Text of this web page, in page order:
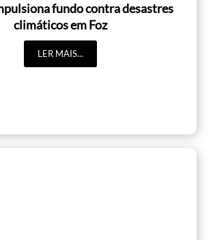
fundo contra desastres
climáticos em Foz
LER MAIS...